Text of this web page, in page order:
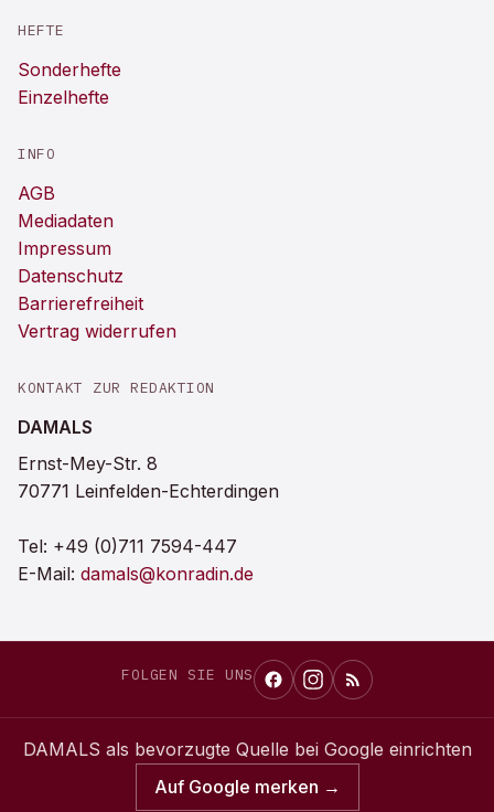
HEFTE
Sonderhefte
Einzelhefte
INFO
AGB
Mediadaten
Impressum
Datenschutz
Barrierefreiheit
Vertrag widerrufen
KONTAKT ZUR REDAKTION
DAMALS
Ernst-Mey-Str. 8
70771 Leinfelden-Echterdingen
Tel: +49 (0)711 7594-447
E-Mail: damals@konradin.de
FOLGEN SIE UNS
DAMALS als bevorzugte Quelle bei Google einrichten
Auf Google merken →